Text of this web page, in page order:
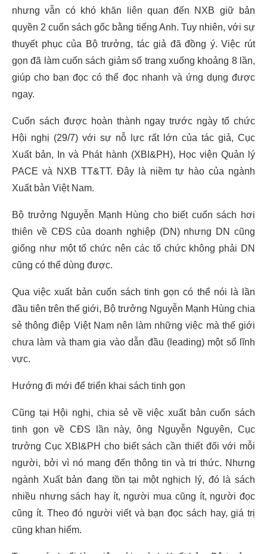
nhưng vẫn có khó khăn liên quan đến NXB giữ bản
quyền 2 cuốn sách gốc bằng tiếng Anh. Tuy nhiên, với sự
thuyết phục của Bộ trưởng, tác giả đã đồng ý. Việc rút
gọn đã làm cuốn sách giảm số trang xuống khoảng 8 lần,
giúp cho bạn đọc có thể đọc nhanh và ứng dụng được
ngay.
Cuốn sách được hoàn thành ngay trước ngày tổ chức
Hội nghị (29/7) với sự nỗ lực rất lớn của tác giả, Cục
Xuất bản, In và Phát hành (XBI&PH), Học viện Quản lý
PACE và NXB TT&TT. Đây là niềm tự hào của ngành
Xuất bản Việt Nam.
Bộ trưởng Nguyễn Mạnh Hùng cho biết cuốn sách hơi
thiên về CĐS của doanh nghiệp (DN) nhưng DN cũng
giống như một tổ chức nên các tổ chức không phải DN
cũng có thể dùng được.
Qua việc xuất bản cuốn sách tinh gọn có thể nói là lần
đầu tiên trên thế giới, Bộ trưởng Nguyễn Mạnh Hùng chia
sẻ thông điệp Việt Nam nên làm những việc mà thế giới
chưa làm và tham gia vào dẫn đầu (leading) một số lĩnh
vực.
Hướng đi mới để triển khai sách tinh gọn
Cũng tại Hội nghị, chia sẻ về việc xuất bản cuốn sách
tinh gọn về CĐS lần này, ông Nguyễn Nguyên, Cục
trưởng Cục XBI&PH cho biết sách cần thiết đối với mỗi
người, bởi vì nó mang đến thông tin và tri thức. Nhưng
ngành Xuất bản đang tồn tại một nghịch lý, đó là sách
nhiều nhưng sách hay ít, người mua cũng ít, người đọc
cũng ít. Theo đó người viết và bạn đọc sách hay, giá trị
cũng khan hiếm.